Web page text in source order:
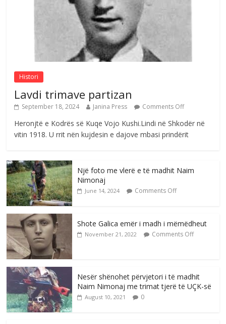
Postim me vlera nga artistja e mirëfilltë
Mimoza Gjoni
August 6, 2026 Comments Off
Histori
Lavdi trimave partizan
September 18, 2024 Janina Press Comments Off
Heronjtë e Kodrës së Kuqe Vojo Kushi.Lindi në Shkodër në
vitin 1918. U rrit nën kujdesin e dajove mbasi prindërit
Një foto me vlerë e të madhit Naim
Nimonaj
June 14, 2024 Comments Off
Shote Galica emër i madh i mëmëdheut
November 21, 2022 Comments Off
Nesër shënohet përvjetori i të madhit
Naim Nimonaj me trimat tjerë të UÇK-së
August 10, 2021 0